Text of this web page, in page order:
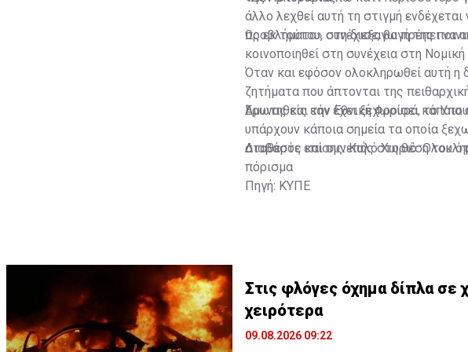
άλλο λεχθεί αυτή τη στιγμή
προβλήματα» στη διεξαγωγή της
Ως εκ τούτου, συνέχισε, θα πρέπει να
κοινοποιηθεί στη συνέχεια στη Νομική
Όταν και εφόσον ολοκληρωθεί αυτή η
ζητήματα που άπτονται της
Άμυνας και την Εθνική Φρουρά, το
Ερωτηθείς εάν έχει ξεχωρίσει
υπάρχουν κάποια σημεία τα οποία
σταθερός και συνεπής στη θέση του
Διαβάστε επίσης:Καλό Χωριό:
πόρισμα
Πηγή: ΚΥΠΕ
Στις φλόγες όχημα δίπλα σε χωράφι
χειρότερα
09.08.2026 09:22